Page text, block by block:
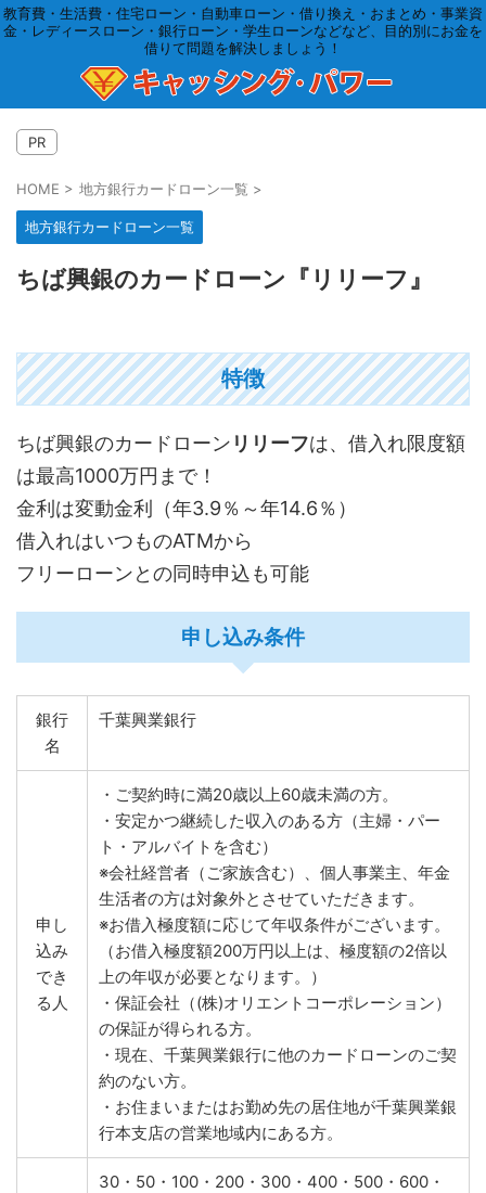
教育費・生活費・住宅ローン・自動車ローン・借り換え・おまとめ・事業資
金・レディースローン・銀行ローン・学生ローンなどなど、目的別にお金を
借りて問題を解決しましょう！
PR
HOME > 地方銀行カードローン一覧 >
地方銀行カードローン一覧
ちば興銀のカードローン『リリーフ』
特徴
ちば興銀のカードローン リリーフは、借入れ限度額
は最高1000万円まで！
金利は変動金利（年3.9％～年14.6％）
借入れはいつものATMから
フリーローンとの同時申込も可能
申し込み条件
銀行
名
千葉興業銀行
申し
込み
でき
る人
・ご契約時に満20歳以上60歳未満の方。
・安定かつ継続した収入のある方（主婦・パー
ト・アルバイトを含む）
※会社経営者（ご家族含む）、個人事業主、年金
生活者の方は対象外とさせていただきます。
※お借入極度額に応じて年収条件がございます。
（お借入極度額200万円以上は、極度額の2倍以
上の年収が必要となります。）
・保証会社（(株)オリエントコーポレーション）
の保証が得られる方。
・現在、千葉興業銀行に他のカードローンのご契
約のない方。
・お住まいまたはお勤め先の居住地が千葉興業銀
行本支店の営業地域内にある方。
30・50・100・200・300・400・500・600・